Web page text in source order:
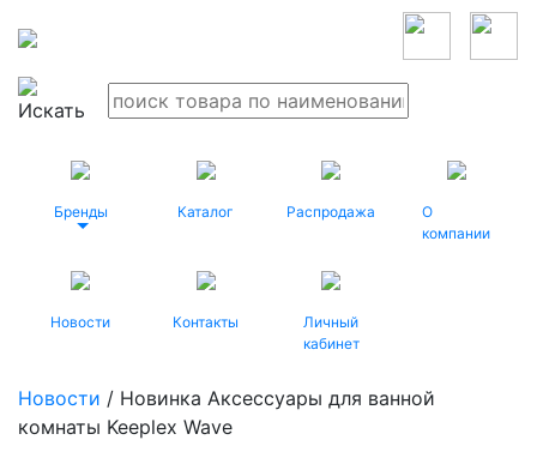
Бренды Каталог Распродажа
О
компании
Новости Контакты
Личный
кабинет
Новости / Новинка Аксессуары для ванной
комнаты Keeplex Wave